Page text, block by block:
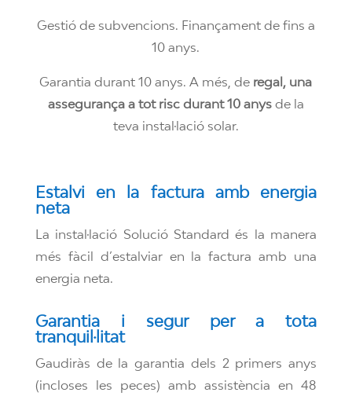
Gestió de subvencions. Finançament de fins a
10 anys.
Garantia durant 10 anys. A més, de regal, una
assegurança a tot risc durant 10 anysde la
teva instal·lació solar.
Estalvi en la factura amb energia
neta
La instal·lació Solució Standard és la manera
més fàcil d’estalviar en la factura amb una
energia neta.
Garantia i segur per a tota
tranquil·litat
Gaudiràs de la garantia dels 2 primers anys
(incloses les peces) amb assistència en 48